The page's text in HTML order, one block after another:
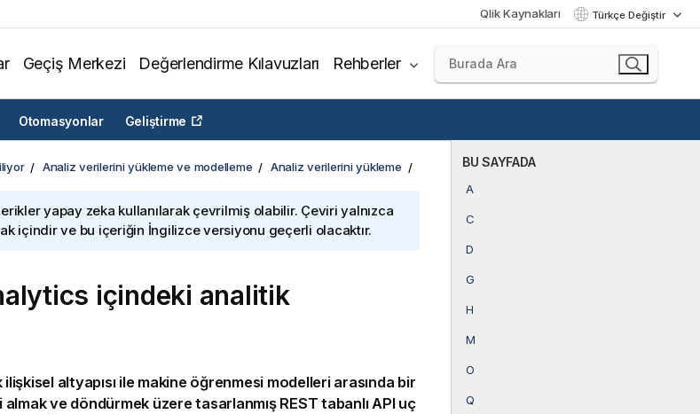
Qlik Kaynakları Türkçe Değiştir
Geçiş Merkezi Değerlendirme Kılavuzları Rehberler
Otomasyonlar Geliştirme
BU SAYFADA
A
C
D
G
H
M
O
Q
Analiz verilerini yükleme ve modelleme Analiz verilerini yükleme
yapay zeka kullanılarak çevrilmiş olabilir. Çeviri yalnızca
içindir ve bu içeriğin İngilizce versiyonu geçerli olacaktır.
içindeki analitik
ilişkisel altyapısıile makine öğrenmesi modelleri arasında bir
ve döndürmek üzere tasarlanmış REST tabanlı API uç